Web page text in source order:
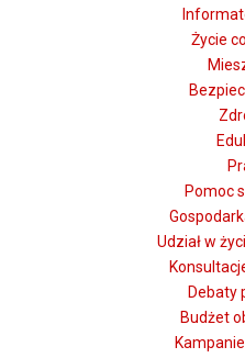
Życie
Pomoc
Udział w
Debaty
Budżet